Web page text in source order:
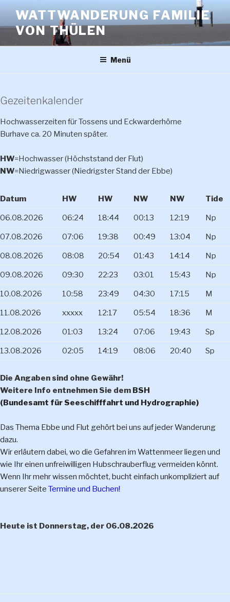
Inhalt
springen
WATTWANDERUNG FAMILIE
VON THÜLEN
Menü
Gezeitenkalender
Hochwasserzeiten für Tossens und Eckwarderhörne
Burhave ca. 20 Minuten später.
HW=Hochwasser (Höchststand der Flut)
NW=Niedrigwasser (Niedrigster Stand der Ebbe)
Datum HW HW NW NW Tide
06.08.2026 06:24 18:44 00:13 12:19 Np
07.08.2026 07:06 19:38 00:49 13:04 Np
08.08.2026 08:08 20:54 01:43 14:14 Np
09.08.2026 09:30 22:23 03:01 15:43 Np
10.08.2026 10:58 23:49 04:30 17:15 M
11.08.2026 xxxxx 12:17 05:54 18:36 M
12.08.2026 01:03 13:24 07:06 19:43 Sp
13.08.2026 02:05 14:19 08:06 20:40 Sp
Die Angaben sind ohne Gewähr!
Weitere Info entnehmen Sie dem BSH
(Bundesamt für Seeschifffahrt und Hydrographie)
Das Thema Ebbe und Flut gehört bei uns auf jeder Wanderung
dazu.
Wir erläutern dabei, wo die Gefahren im Wattenmeer liegen und
wie Ihr einen unfreiwilligen Hubschrauberflug vermeiden könnt.
Wenn Ihr mehr wissen möchtet, bucht einfach unkompliziert auf
unserer Seite Termine und Buchen!
Heute ist Donnerstag, der 06.08.2026